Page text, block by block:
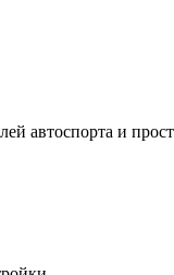
автоспорта и